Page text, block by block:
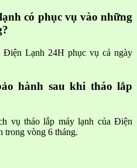
có phục vụ vào những
Lạnh 24H phục vụ cả ngày
hành sau khi tháo lắp
vụ tháo lắp máy lạnh của Điện
trong vòng 6 tháng.